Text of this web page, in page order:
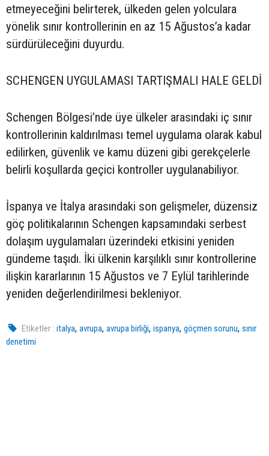
etmeyeceğini belirterek, ülkeden gelen yolculara
yönelik sınır kontrollerinin en az 15 Ağustos’a kadar
sürdürüleceğini duyurdu.
SCHENGEN UYGULAMASI TARTIŞMALI HALE GELDİ
Schengen Bölgesi’nde üye ülkeler arasındaki iç sınır
kontrollerinin kaldırılması temel uygulama olarak kabul
edilirken, güvenlik ve kamu düzeni gibi gerekçelerle
belirli koşullarda geçici kontroller uygulanabiliyor.
İspanya ve İtalya arasındaki son gelişmeler, düzensiz
göç politikalarının Schengen kapsamındaki serbest
dolaşım uygulamaları üzerindeki etkisini yeniden
gündeme taşıdı. İki ülkenin karşılıklı sınır kontrollerine
ilişkin kararlarının 15 Ağustos ve 7 Eylül tarihlerinde
yeniden değerlendirilmesi bekleniyor.
Etiketler : italya,avrupa,avrupa birliği,ispanya,göçmen sorunu,sınır
denetimi